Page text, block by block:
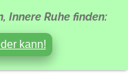
Innere Ruhe finden:
kann!